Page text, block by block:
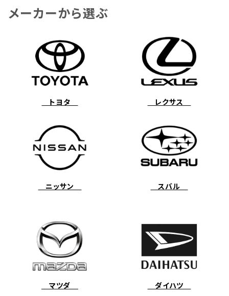
メーカーから選ぶ
トヨタ レクサス
ニッサン スバル
マツダ ダイハツ